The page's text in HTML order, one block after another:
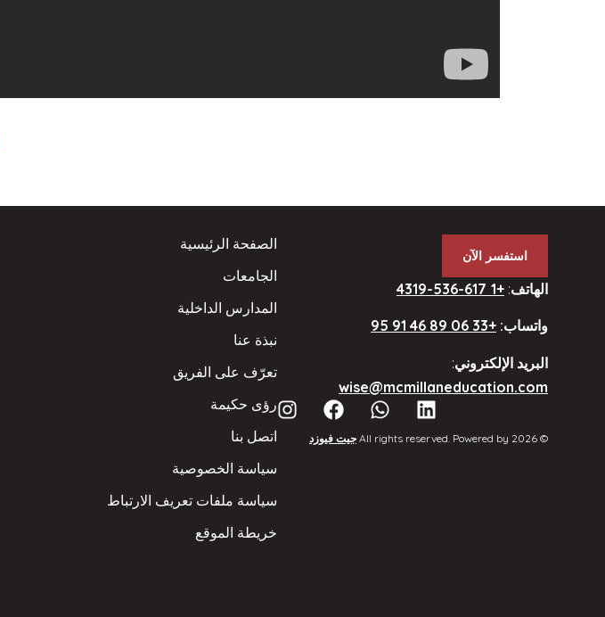
استفسر الآن
الهاتف:
+1 617-536-4319
واتساب: +33 06 89 46 91 95
البريد الإلكتروني:
wise@mcmillaneducation.com
© 2026 All rights reserved. Powered by جيت فيوزد
الصفحة الرئيسية
الجامعات
المدارس الداخلية
نبذة عنا
تعرّف على الفريق
رؤى حكيمة
اتصل بنا
سياسة الخصوصية
سياسة ملفات تعريف الارتباط
خريطة الموقع